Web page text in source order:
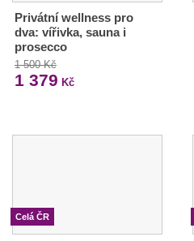
Privátní wellness pro
dva: vířivka, sauna i
prosecco
1 500 Kč
1 379 Kč
Celá ČR